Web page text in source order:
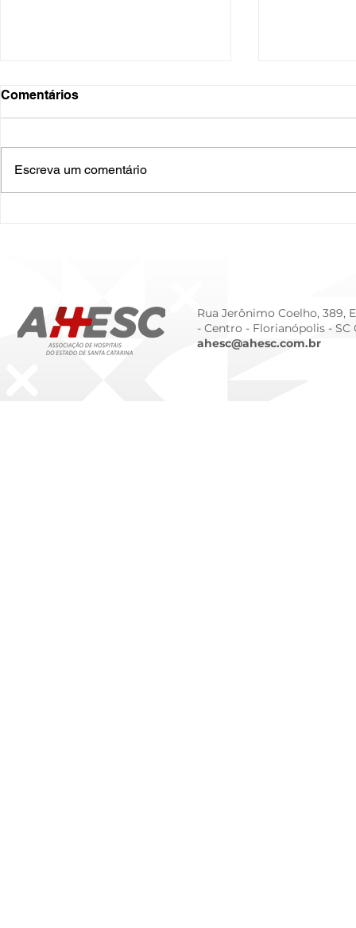
Comentários
Escreva um comentário
Rua Jerônimo Coelho, 389,
- Centro - Florianópolis - SC
ahesc@ahesc.com.br